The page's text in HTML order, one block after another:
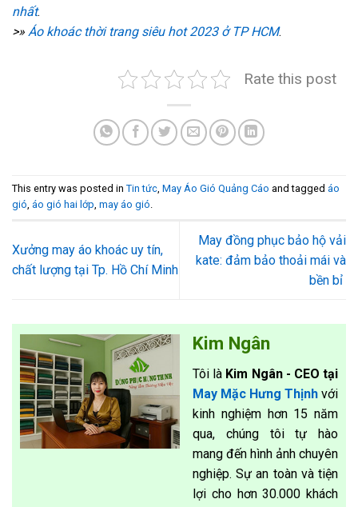
nhất.
>» Áo khoác thời trang siêu hot 2023 ở TP HCM.
Rate this post
This entry was posted in Tin tức, May Áo Gió Quảng Cáo and tagged áo
gió, áo gió hai lớp, may áo gió.
Xưởng may áo khoác uy tín,
chất lượng tại Tp. Hồ Chí Minh
May đồng phục bảo hộ vải
kate: đảm bảo thoải mái và
bền bỉ
Kim Ngân
Tôi là Kim Ngân - CEO tại
May Mặc Hưng Thịnh với
kinh nghiệm hơn 15 năm
qua, chúng tôi tự hào
mang đến hình ảnh chuyên
nghiệp. Sự an toàn và tiện
lợi cho hơn 30.000 khách